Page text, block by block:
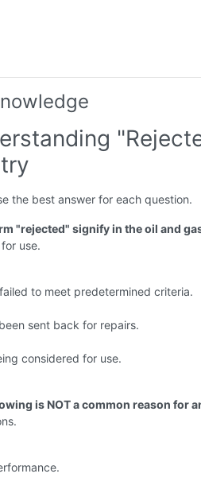
the best answer for each question.
"rejected" signify in the oil and
use.
to meet predetermined criteria.
sent back for repairs.
considered for use.
is NOT a common reason for